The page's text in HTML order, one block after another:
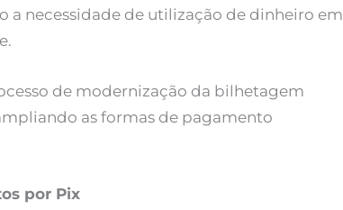
a necessidade de utilização de dinheiro em
de modernização da bilhetagem
as formas de pagamento
por Pix